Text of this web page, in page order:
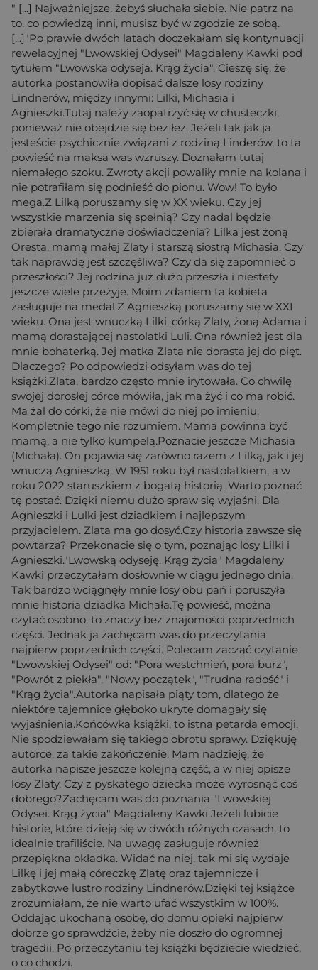
" [...] Najważniejsze, żebyś słuchała siebie. Nie patrz na
to, co powiedzą inni, musisz być w zgodzie ze sobą.
[...]"Po prawie dwóch latach doczekałam się kontynuacji
rewelacyjnej "Lwowskiej Odysei" Magdaleny Kawki pod
tytułem "Lwowska odyseja. Krąg życia". Cieszę się, że
autorka postanowiła dopisać dalsze losy rodziny
Lindnerów, między innymi: Lilki, Michasia i
Agnieszki.Tutaj należy zaopatrzyć się w chusteczki,
ponieważ nie obejdzie się bez łez. Jeżeli tak jak ja
jesteście psychicznie związani z rodziną Linderów, to ta
powieść na maksa was wzruszy. Doznałam tutaj
niemałego szoku. Zwroty akcji powaliły mnie na kolana i
nie potrafiłam się podnieść do pionu. Wow! To było
mega.Z Lilką poruszamy się w XX wieku. Czy jej
wszystkie marzenia się spełnią? Czy nadal będzie
zbierała dramatyczne doświadczenia? Lilka jest żoną
Oresta, mamą małej Zlaty i starszą siostrą Michasia. Czy
tak naprawdę jest szczęśliwa? Czy da się zapomnieć o
przeszłości? Jej rodzina już dużo przeszła i niestety
jeszcze wiele przeżyje. Moim zdaniem ta kobieta
zasługuje na medal.Z Agnieszką poruszamy się w XXI
wieku. Ona jest wnuczką Lilki, córką Zlaty, żoną Adama i
mamą dorastającej nastolatki Luli. Ona również jest dla
mnie bohaterką. Jej matka Zlata nie dorasta jej do pięt.
Dlaczego? Po odpowiedzi odsyłam was do tej
książki.Zlata, bardzo często mnie irytowała. Co chwilę
swojej dorosłej córce mówiła, jak ma żyć i co ma robić.
Ma żal do córki, że nie mówi do niej po imieniu.
Kompletnie tego nie rozumiem. Mama powinna być
mamą, a nie tylko kumpelą.Poznacie jeszcze Michasia
(Michała). On pojawia się zarówno razem z Lilką, jak i jej
wnuczą Agnieszką. W 1951 roku był nastolatkiem, a w
roku 2022 staruszkiem z bogatą historią. Warto poznać
tę postać. Dzięki niemu dużo spraw się wyjaśni. Dla
Agnieszki i Lulki jest dziadkiem i najlepszym
przyjacielem. Zlata ma go dosyć.Czy historia zawsze się
powtarza? Przekonacie się o tym, poznając losy Lilki i
Agnieszki."Lwowską odyseję. Krąg życia" Magdaleny
Kawki przeczytałam dosłownie w ciągu jednego dnia.
Tak bardzo wciągnęły mnie losy obu pań i poruszyła
mnie historia dziadka Michała.Tę powieść, można
czytać osobno, to znaczy bez znajomości poprzednich
części. Jednak ja zachęcam was do przeczytania
najpierw poprzednich części. Polecam zacząć czytanie
"Lwowskiej Odysei" od: "Pora westchnień, pora burz",
"Powrót z piekła", "Nowy początek", "Trudna radość" i
"Krąg życia".Autorka napisała piąty tom, dlatego że
niektóre tajemnice głęboko ukryte domagały się
wyjaśnienia.Końcówka książki, to istna petarda emocji.
Nie spodziewałam się takiego obrotu sprawy. Dziękuję
autorce, za takie zakończenie. Mam nadzieję, że
autorka napisze jeszcze kolejną część, a w niej opisze
losy Zlaty. Czy z pyskatego dziecka może wyrosnąć coś
dobrego?Zachęcam was do poznania "Lwowskiej
Odysei. Krąg życia" Magdaleny Kawki.Jeżeli lubicie
historie, które dzieją się w dwóch różnych czasach, to
idealnie trafiliście. Na uwagę zasługuje również
przepiękna okładka. Widać na niej, tak mi się wydaje
Lilkę i jej małą córeczkę Zlatę oraz tajemnicze i
zabytkowe lustro rodziny Lindnerów.Dzięki tej książce
zrozumiałam, że nie warto ufać wszystkim w 100%.
Oddając ukochaną osobę, do domu opieki najpierw
dobrze go sprawdźcie, żeby nie doszło do ogromnej
tragedii. Po przeczytaniu tej książki będziecie wiedzieć,
o co chodzi.